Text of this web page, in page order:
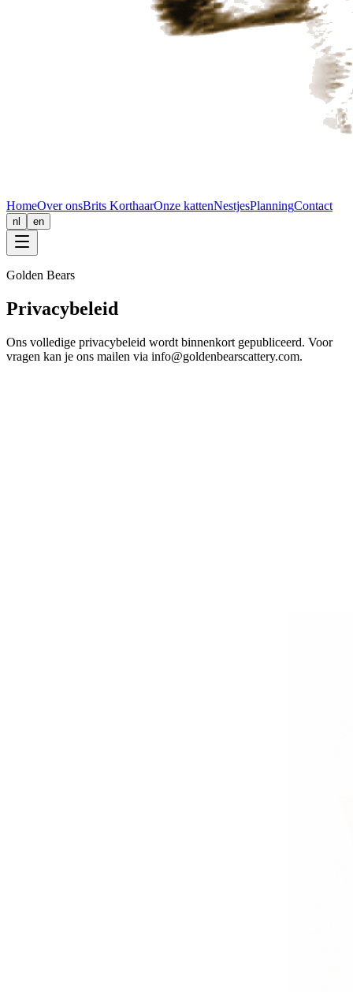
HomeOver onsBrits KorthaarOnze kattenNestjesPlanningContact
nl en
Golden Bears
Privacybeleid
Ons volledige privacybeleid wordt binnenkort gepubliceerd. Voor
vragen kan je ons mailen via info@goldenbearscattery.com.